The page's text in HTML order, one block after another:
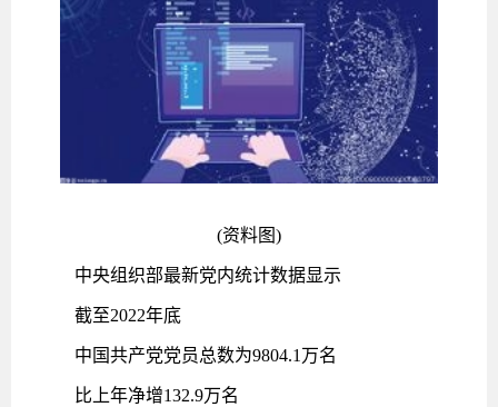
(资料图)
中央组织部最新党内统计数据显示
截至2022年底
中国共产党党员总数为9804.1万名
比上年净增132.9万名